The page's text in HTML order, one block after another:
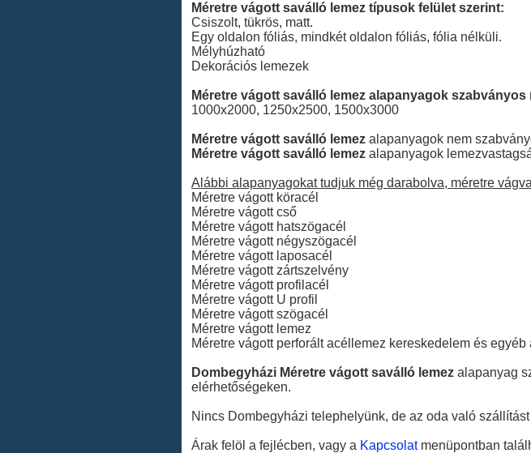
Méretre vágott saválló lemez típusok felület szerint:
Csiszolt, tükrös, matt.
Egy oldalon fóliás, mindkét oldalon fóliás, fólia nélküli.
Mélyhúzható
Dekorációs lemezek
Méretre vágott saválló lemez alapanyagok szabványos
1000x2000, 1250x2500, 1500x3000
Méretre vágott saválló lemez alapanyagok nem
Méretre vágott saválló lemez alapanyagok
Alábbi alapanyagokat tudjuk még darabolva, méretre
Méretre vágott köracél
Méretre vágott cső
Méretre vágott hatszögacél
Méretre vágott négyszögacél
Méretre vágott laposacél
Méretre vágott zártszelvény
Méretre vágott profilacél
Méretre vágott U profil
Méretre vágott szögacél
Méretre vágott lemez
Méretre vágott perforált acéllemez kereskedelem és egyéb
Dombegyházi Méretre vágott saválló lemez alapanyag
elérhetőségeken.
Nincs Dombegyházi telephelyünk, de az oda való
Árak felöl a fejlécben, vagy a Kapcsolatmenüpontban